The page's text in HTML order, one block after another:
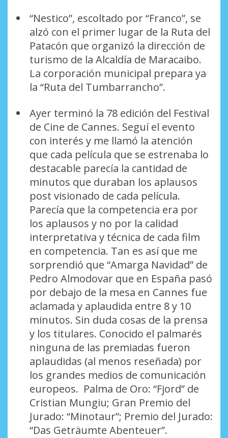
“Nestico”, escoltado por “Franco”, se
alzó con el primer lugar de la Ruta del
Patacón que organizó la dirección de
turismo de la Alcaldía de Maracaibo.
La corporación municipal prepara ya
la “Ruta del Tumbarrancho”.
Ayer terminó la 78 edición del Festival
de Cine de Cannes. Seguí el evento
con interés y me llamó la atención
que cada película que se estrenaba lo
destacable parecía la cantidad de
minutos que duraban los aplausos
post visionado de cada película.
Parecía que la competencia era por
los aplausos y no por la calidad
interpretativa y técnica de cada film
en competencia. Tan es así que me
sorprendió que “Amarga Navidad” de
Pedro Almodovar que en España pasó
por debajo de la mesa en Cannes fue
aclamada y aplaudida entre 8 y 10
minutos. Sin duda cosas de la prensa
y los titulares. Conocido el palmarés
ninguna de las premiadas fueron
aplaudidas (al menos reseñada) por
los grandes medios de comunicación
europeos. Palma de Oro: “Fjord” de
Cristian Mungiu; Gran Premio del
Jurado: “Minotaur”; Premio del Jurado:
“Das Geträumte Abenteuer”.